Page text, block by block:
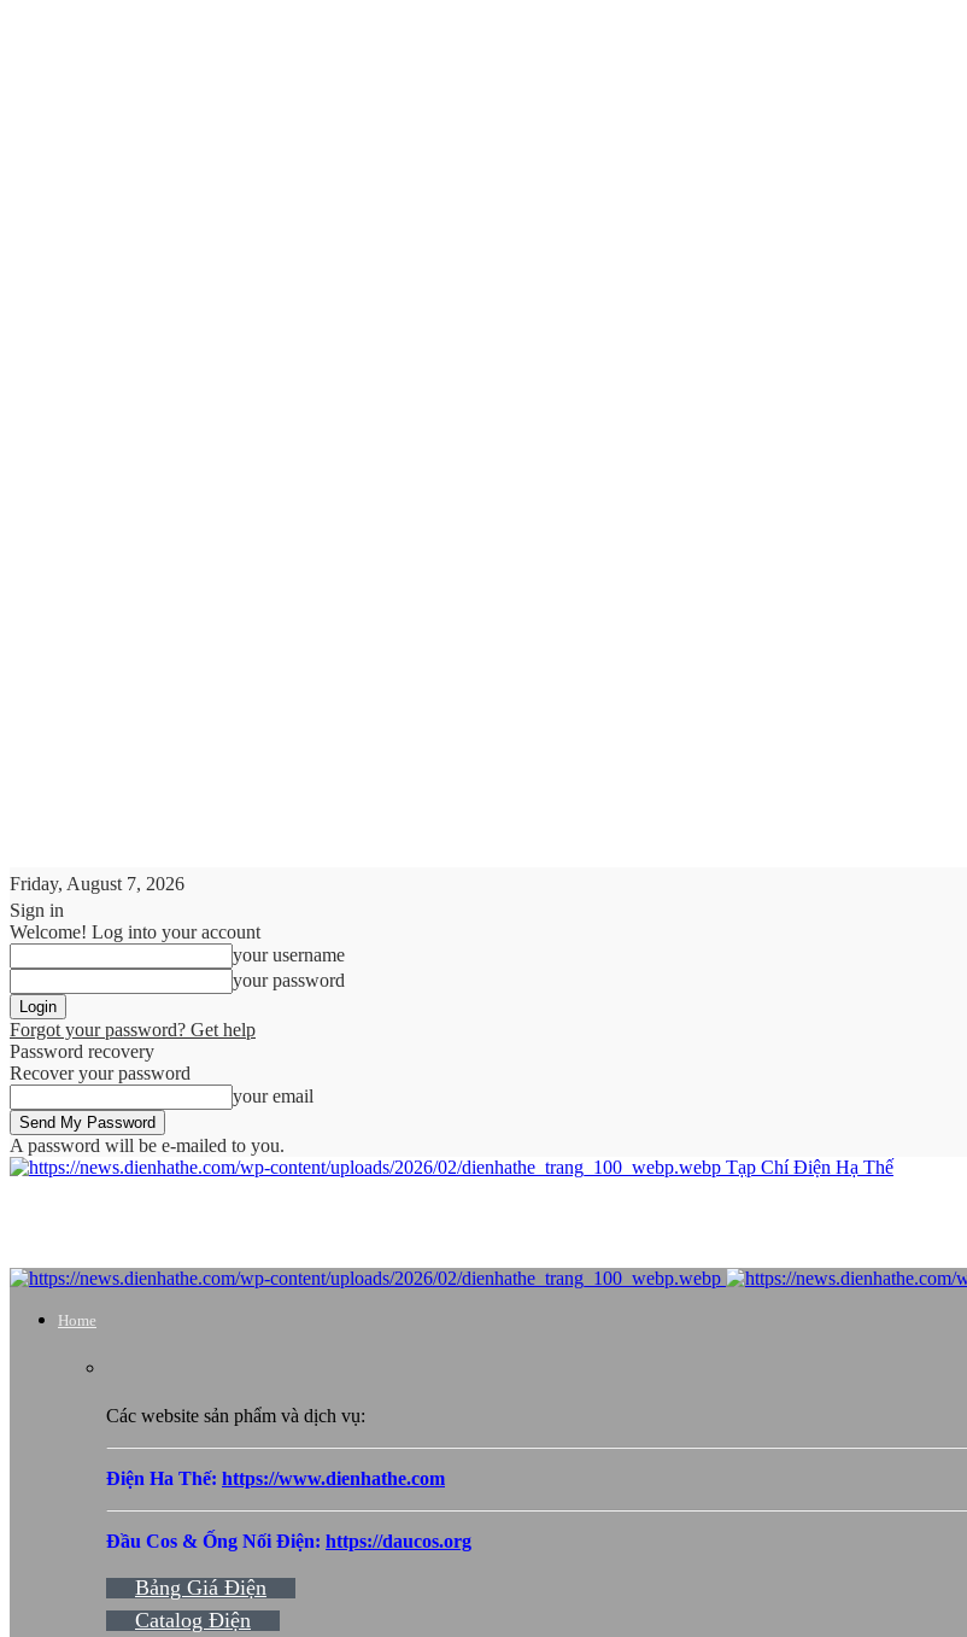
Friday, August 7, 2026
Sign in
Welcome! Log into your account
your username
your password
Forgot your password? Get help
Password recovery
Recover your password
your email
A password will be e-mailed to you.
Tạp Chí Điện Hạ Thế
Home
Các website sản phẩm và dịch vụ:
Điện Ha Thế: https://www.dienhathe.com
Đầu Cos & Ống Nối Điện: https://daucos.org
Bảng Giá Điện
Catalog Điện